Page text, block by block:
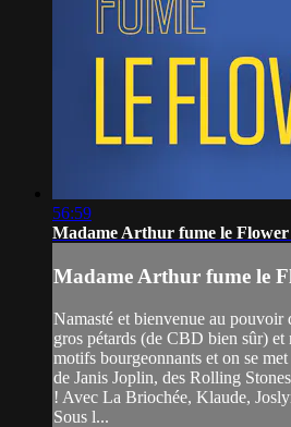
56:59
Madame Arthur fume le
Madame Arthur fume le
Namasté et bienvenue au pouvoir
gros pétards (de CBD bien sûr) et
motifs bourgeonnants et on se
de Janis Joplin, des Rolling
! Avec La Briochée, Klaude,
Sous l...